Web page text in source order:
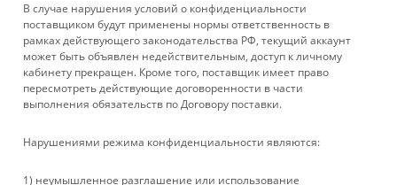
КОМПАНИЯ
ИНФОРМАЦИЯ
ПОМОЩЬ
+ 7 861 272-88-88
В случае нарушения условий о конфиденциальности
поставщиком будут применены нормы ответственность в
рамках действующего законодательства РФ, текущий аккаунт
может быть объявлен недействительным, доступ к личному
кабинету прекращен. Кроме того, поставщик имеет право
пересмотреть действующие договоренности в части
выполнения обязательств по Договору поставки.
Нарушениями режима конфиденциальности являются:
1) неумышленное разглашение или использование